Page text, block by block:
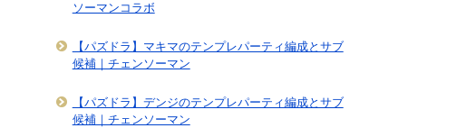
ソーマンコラボ
【パズドラ】マキマのテンプレパーティ編成とサブ
候補｜チェンソーマン
【パズドラ】デンジのテンプレパーティ編成とサブ
候補｜チェンソーマン